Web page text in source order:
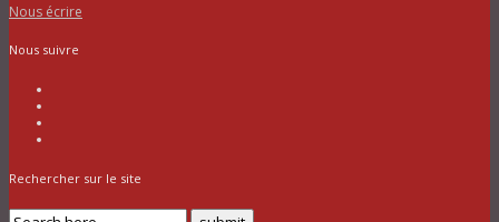
Nous écrire
Nous suivre
Rechercher sur le site